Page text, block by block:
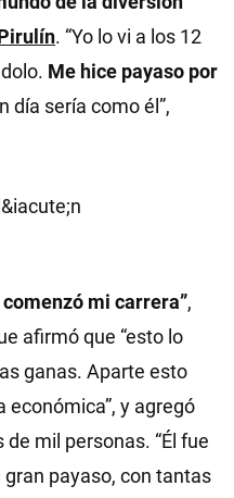
. “Yo lo vi a los 12
Me hice payaso por
día sería como él”,
mi carrera”,
afirmó que “esto lo
ganas. Aparte esto
económica”, y agregó
mil personas. “Él fue
payaso, con tantas